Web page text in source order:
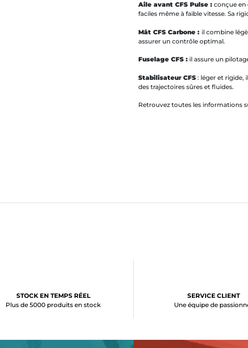
Aile avantCFS Pulse :conçue en
faciles même à faible vitesse. Sa
Mât CFS Carbone : il combine
assurer un contrôle optimal.
Fuselage CFS :il assure un
Stabilisateur CFS: léger et rigide,
des trajectoires sûres et fluides.
Retrouvez toutes les informations
STOCK EN TEMPS RÉEL
Plus de 5000 produits en stock
SERVICE CLIENT
Une équipe de